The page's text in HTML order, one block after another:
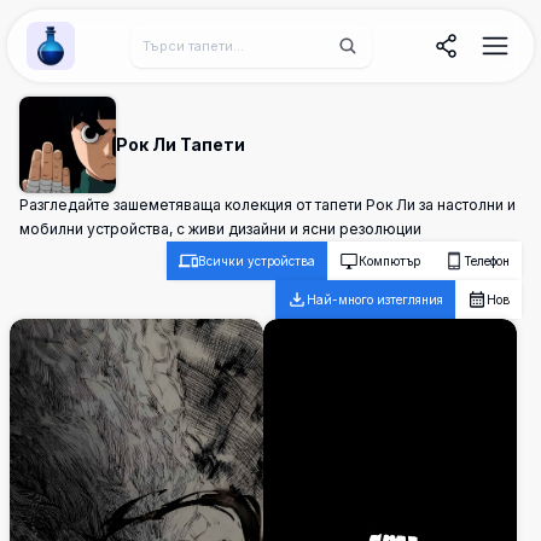
Wallpaper Alchemy
Рок Ли Тапети
Разгледайте зашеметяваща колекция от тапети Рок Ли за настолни и
мобилни устройства, с живи дизайни и ясни резолюции
Всички устройства Компютър Телефон
Най-много изтегляния Нов